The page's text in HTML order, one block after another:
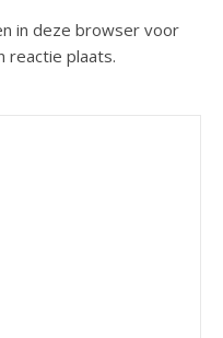
in deze browser voor
reactie plaats.